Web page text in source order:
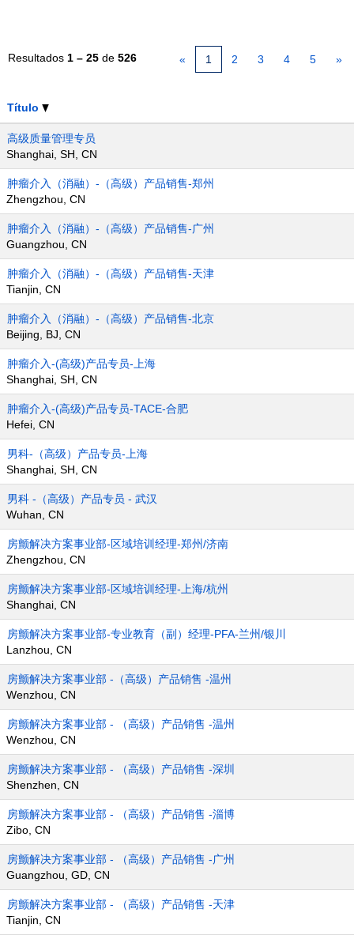
Resultados 1 – 25 de 526 « 1 2 3 4 5 »
Título
高级质量管理专员
Shanghai, SH, CN
肿瘤介入（消融）-（高级）产品销售-郑州
Zhengzhou, CN
肿瘤介入（消融）-（高级）产品销售-广州
Guangzhou, CN
肿瘤介入（消融）-（高级）产品销售-天津
Tianjin, CN
肿瘤介入（消融）-（高级）产品销售-北京
Beijing, BJ, CN
肿瘤介入-(高级)产品专员-上海
Shanghai, SH, CN
肿瘤介入-(高级)产品专员-TACE-合肥
Hefei, CN
男科-（高级）产品专员-上海
Shanghai, SH, CN
男科 -（高级）产品专员 - 武汉
Wuhan, CN
房颤解决方案事业部-区域培训经理-郑州/济南
Zhengzhou, CN
房颤解决方案事业部-区域培训经理-上海/杭州
Shanghai, CN
房颤解决方案事业部-专业教育（副）经理-PFA-兰州/银川
Lanzhou, CN
房颤解决方案事业部 -（高级）产品销售 -温州
Wenzhou, CN
房颤解决方案事业部 - （高级）产品销售 -温州
Wenzhou, CN
房颤解决方案事业部 - （高级）产品销售 -深圳
Shenzhen, CN
房颤解决方案事业部 - （高级）产品销售 -淄博
Zibo, CN
房颤解决方案事业部 - （高级）产品销售 -广州
Guangzhou, GD, CN
房颤解决方案事业部 - （高级）产品销售 -天津
Tianjin, CN